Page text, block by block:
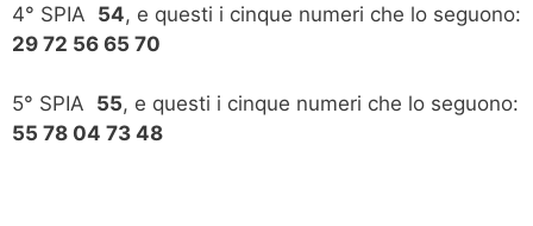
4° SPIA 54, e questi i cinque numeri che lo seguono:
29 72 56 65 70
5° SPIA 55, e questi i cinque numeri che lo seguono:
55 78 04 73 48